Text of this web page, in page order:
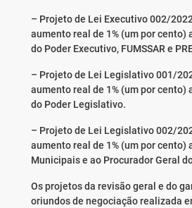
– Projeto de Lei Executivo 002/
aumento real de 1% (um por cento)
do Poder Executivo, FUMSSAR e
– Projeto de Lei Legislativo 001/
aumento real de 1% (um por cento)
do Poder Legislativo.
– Projeto de Lei Legislativo 002/
aumento real de 1% (um por cento)
Municipais e ao Procurador Geral
Os projetos da revisão geral e do
oriundos de negociação realizada